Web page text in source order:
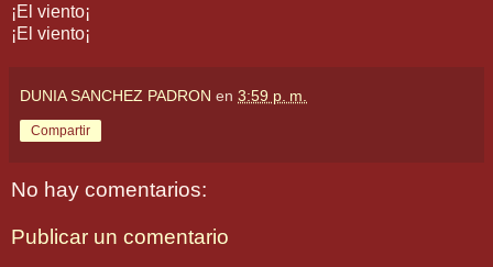
¡El viento¡
¡El viento¡
DUNIA SANCHEZ PADRON en 3:59 p. m.
Compartir
No hay comentarios:
Publicar un comentario